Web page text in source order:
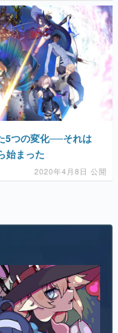
5つの変化──それは
始まった
2020年4月8日 公開